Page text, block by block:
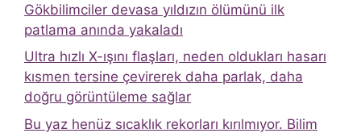
Gökbilimciler devasa yıldızın ölümünü ilk
patlama anında yakaladı
Ultra hızlı X-ışını flaşları, neden oldukları hasarı
kısmen tersine çevirerek daha parlak, daha
doğru görüntüleme sağlar
Bu yaz henüz sıcaklık rekorları kırılmıyor. Bilim